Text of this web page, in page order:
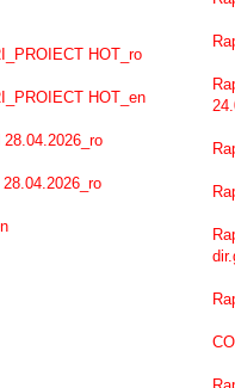
HOT_ro
HOT_en
28.04.2026_ro